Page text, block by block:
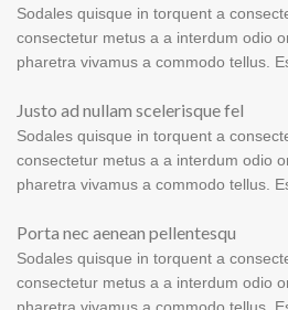
Sodales quisque in torquent a
consectetur metus a a interdum odio
pharetra vivamus a commodo tellus.
Justo ad nullam scelerisque fel
Sodales quisque in torquent a
consectetur metus a a interdum odio
pharetra vivamus a commodo tellus.
Porta nec aenean pellentesqu
Sodales quisque in torquent a
consectetur metus a a interdum odio